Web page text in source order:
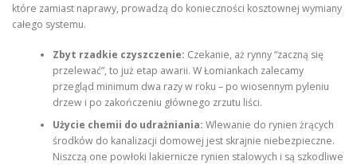
które zamiast naprawy, prowadzą do konieczności kosztownej wymiany
całego systemu.
Zbyt rzadkie czyszczenie: Czekanie, aż rynny “zaczną się
przelewać”, to już etap awarii. W Łomiankach zalecamy
przegląd minimum dwa razy w roku – po wiosennym pyleniu
drzew i po zakończeniu głównego zrzutu liści.
Użycie chemii do udrażniania: Wlewanie do rynien żrących
środków do kanalizacji domowej jest skrajnie niebezpieczne.
Niszczą one powłoki lakiernicze rynien stalowych i są szkodliwe